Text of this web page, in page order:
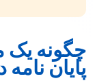
چگونه یک
پایان